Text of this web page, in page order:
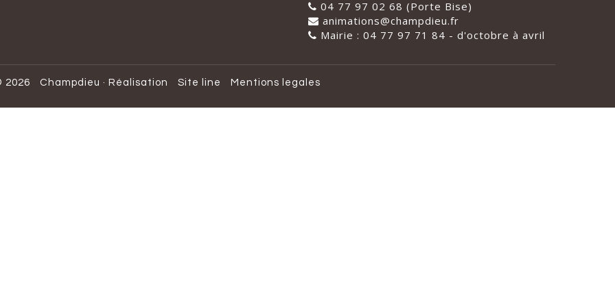
04 77 97 02 68 (Porte Bise)
animations@champdieu.fr
Mairie : 04 77 97 71 84 - d'octobre à avril
2026 Champdieu · Réalisation Site line Mentions legales